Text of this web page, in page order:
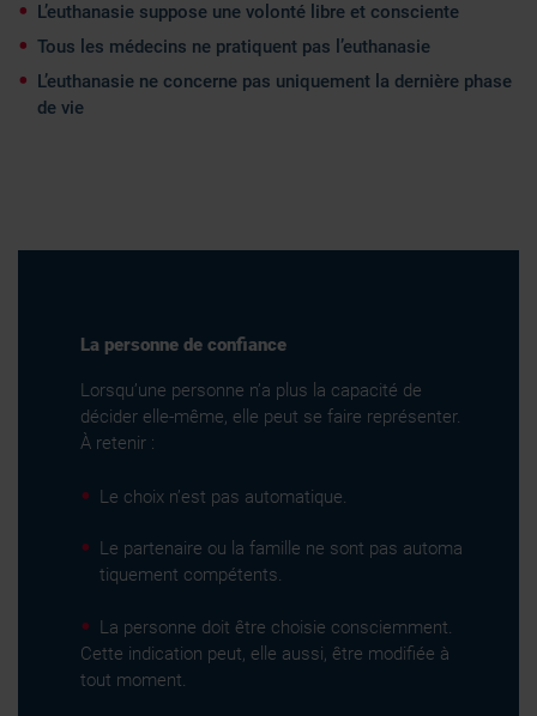
L’euthanasie suppose une volonté libre et consciente
Tous les médecins ne pratiquent pas l’euthanasie
L’euthanasie ne concerne pas uniquement la dernière phase
de vie
La personne de confiance
Lorsqu’une personne n’a plus la capacité de
décider elle-même, elle peut se faire représenter.
À retenir :
Le choix n’est pas automatique.
Le partenaire ou la famille ne sont pas automa
tiquement compétents.
La personne doit être choisie consciemment.
Cette indication peut, elle aussi, être modifiée à
tout moment.